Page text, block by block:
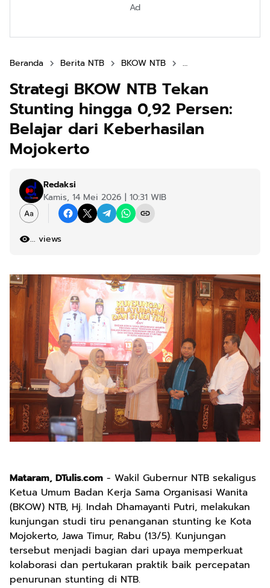
Ad
Beranda Berita NTB BKOW NTB Hj. Indah
Strategi BKOW NTB Tekan
Stunting hingga 0,92 Persen:
Belajar dari Keberhasilan
Mojokerto
Redaksi
Kamis, 14 Mei 2026 | 10:31 WIB
... views
Mataram, DTulis.com - Wakil Gubernur NTB sekaligus
Ketua Umum Badan Kerja Sama Organisasi Wanita
(BKOW) NTB, Hj. Indah Dhamayanti Putri, melakukan
kunjungan studi tiru penanganan stunting ke Kota
Mojokerto, Jawa Timur, Rabu (13/5). Kunjungan
tersebut menjadi bagian dari upaya memperkuat
kolaborasi dan pertukaran praktik baik percepatan
penurunan stunting di NTB.